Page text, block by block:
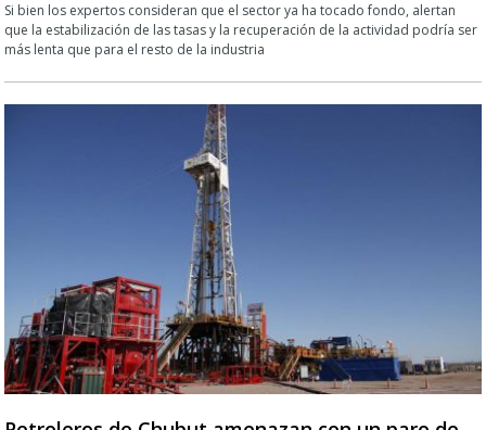
Si bien los expertos consideran que el sector ya ha tocado fondo, alertan
que la estabilización de las tasas y la recuperación de la actividad podría ser
más lenta que para el resto de la industria